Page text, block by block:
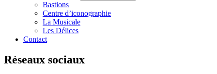
Bastions
Centre d’iconographie
La Musicale
Les Délices
Contact
Réseaux sociaux